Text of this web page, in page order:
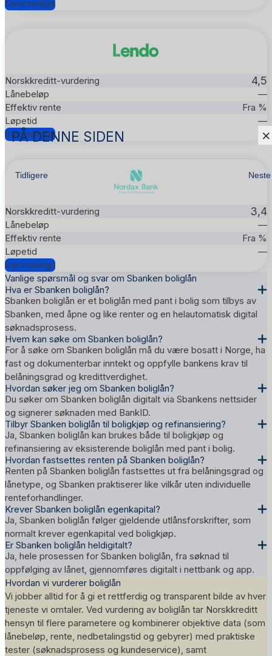
×
PÅ DENNE SIDEN
Tidligere Neste
Sammenlign
4,5
—
Fra %
—
Sammenlign
3,4
—
Fra %
—
Sammenlign
Vanlige spørsmål og svar om Sbanken boliglån
Hva er Sbanken boliglån?
Sbanken boliglån er et boliglån med pant i bolig som tilbys av
Sbanken, med åpne og like renter og en helautomatisk digital
søknadsprosess.
Hvem kan søke om Sbanken boliglån?
For å søke om Sbanken boliglån må du være bosatt i Norge, ha
fast og dokumenterbar inntekt og oppfylle bankens krav til
belåningsgrad og kredittverdighet.
Hvordan søker jeg om Sbanken boliglån?
Du søker om Sbanken boliglån digitalt via Sbankens nettsider
og signerer søknaden med BankID.
Tilbyr Sbanken boliglån til boligkjøp og refinansiering?
Ja, Sbanken boliglån kan brukes både til boligkjøp og
refinansiering av eksisterende boliglån med pant i bolig.
Hvordan fastsettes renten på Sbanken boliglån?
Renten på Sbanken boliglån fastsettes ut fra belåningsgrad og
lånetype, og Sbanken praktiserer like vilkår uten individuelle
renteforhandlinger.
Krever Sbanken boliglån egenkapital?
Ja, Sbanken boliglån følger gjeldende utlånsforskrifter, som
normalt krever egenkapital ved boligkjøp.
Er Sbanken boliglån heldigitalt?
Ja, hele prosessen for Sbanken boliglån, fra søknad til
oppfølging av lånet, gjennomføres digitalt i nettbank og app.
Hvordan vi vurderer boliglån
Vi jobber alltid for å gi et rettferdig og transparent bilde av hver
tjeneste vi omtaler. Ved vurdering av boliglån tar Norskkreditt
hensyn til flere parametere og kombinerer objektive data (som
lånebeløp, rente, nedbetalingstid og gebyrer) med praktiske
tester (søknadsprosess og kundeservice), samt